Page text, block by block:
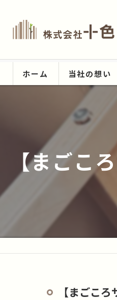
ホーム 当社の想い
【まごこ
【まごこ